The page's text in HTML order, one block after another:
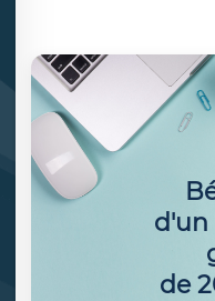
d'un
de